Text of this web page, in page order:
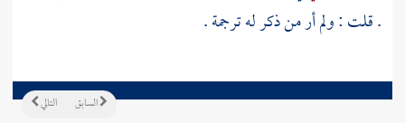
. قلت : ولم أر من ذكر له ترجمة .
التالي السابق